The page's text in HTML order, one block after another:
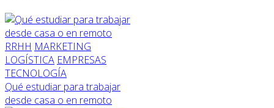
RRHH MARKETING
LOGÍSTICA EMPRESAS
TECNOLOGÍA
Qué estudiar para trabajar
desde casa o en remoto